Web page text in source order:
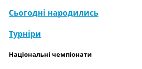
Сьогодні народились
Турніри
Національні чемпіонати